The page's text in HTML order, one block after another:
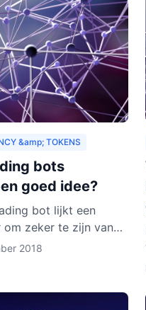
&amp; TOKENS
bots
goed idee?
bot lijkt een
om zeker te zijn van
maar eigenlijk kost
2018